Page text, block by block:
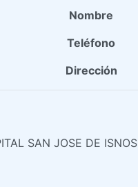
Nombre
Teléfono
Dirección
SAN JOSE DE ISNOS